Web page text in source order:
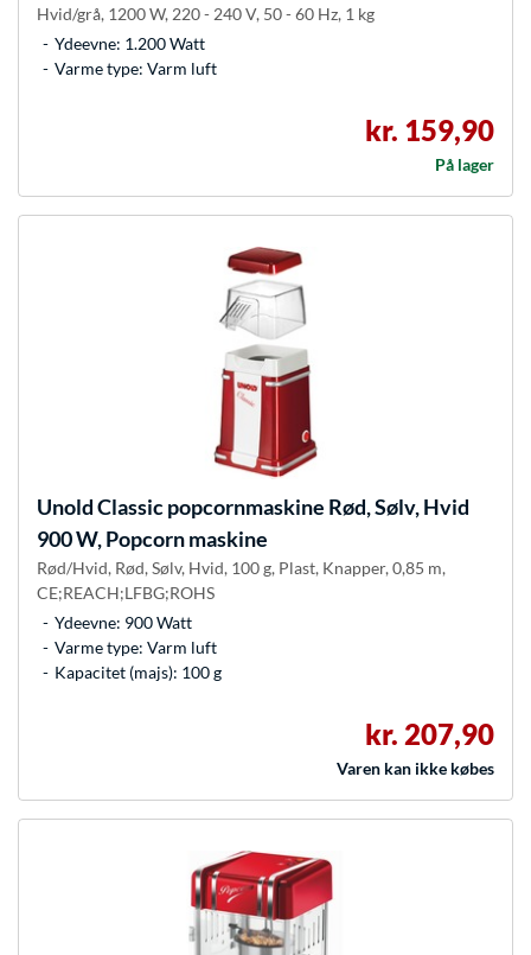
Hvid/grå, 1200 W, 220 - 240 V, 50 - 60 Hz, 1 kg
Ydeevne: 1.200 Watt
Varme type: Varm luft
kr. 159,90
På lager
UnoldClassic popcornmaskine Rød, Sølv, Hvid
900 W, Popcorn maskine
Rød/Hvid, Rød, Sølv, Hvid, 100 g, Plast, Knapper, 0,85 m,
CE;REACH;LFBG;ROHS
Ydeevne: 900 Watt
Varme type: Varm luft
Kapacitet (majs): 100 g
kr. 207,90
Varen kan ikke købes